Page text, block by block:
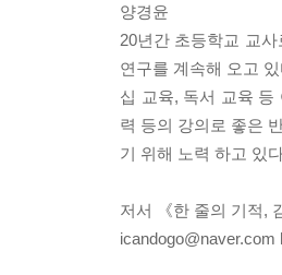
양경윤
20년간 초등학교 교
연구를 계속해 오고
십 교육, 독서 교육 등
력 등의 강의로 좋은
기 위해 노력 하고 있
저서 《한 줄의 기적,